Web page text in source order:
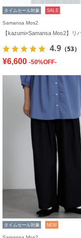
タイムセール対象 SALE
Samansa Mos2
4.9 （53）
¥6,600 -50%OFF-
タイムセール対象 NEW